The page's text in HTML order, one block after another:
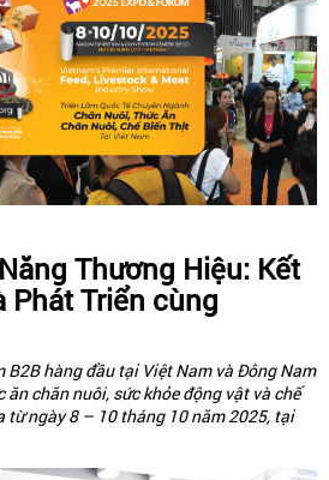
Thương Hiệu: Kết
Phát Triển cùng
hàng đầu tại Việt Nam và Đông Nam
ăn chăn nuôi, sức khỏe động vật và chế
từ ngày 8 – 10 tháng 10 năm 2025, tại